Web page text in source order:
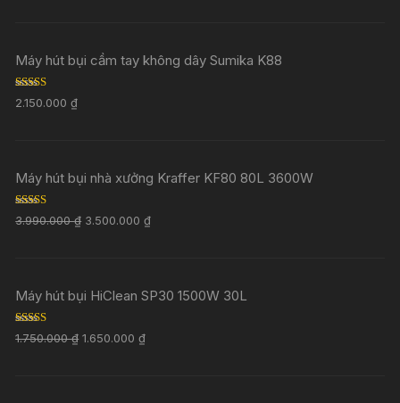
Máy hút bụi cầm tay không dây Sumika K88
Rated5.00
out of 5
2.150.000₫
Máy hút bụi nhà xưởng Kraffer KF80 80L 3600W
Rated 5.00
out of 5
3.990.000₫ 3.500.000₫
Máy hút bụi HiClean SP30 1500W 30L
Rated 5.00
out of 5
1.750.000₫ 1.650.000₫